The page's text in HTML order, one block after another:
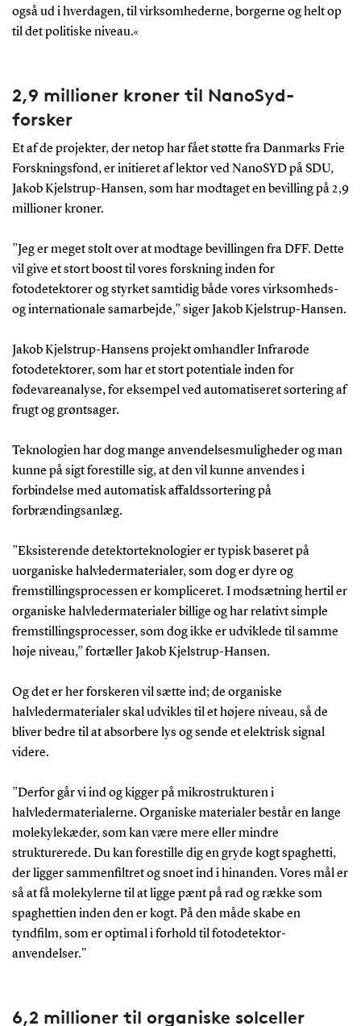
også ud i hverdagen, til virksomhederne, borgerne og helt op
til det politiske niveau.«
2,9 millioner kroner til NanoSyd-
forsker
Et af de projekter, der netop har fået støtte fra Danmarks Frie
Forskningsfond, er initieret af lektor ved NanoSYD på SDU,
Jakob Kjelstrup-Hansen, som har modtaget en bevilling på 2,9
millioner kroner.
”Jeg er meget stolt over at modtage bevillingen fra DFF. Dette
vil give et stort boost til vores forskning inden for
fotodetektorer og styrket samtidig både vores virksomheds-
og internationale samarbejde,” siger Jakob Kjelstrup-Hansen.
Jakob Kjelstrup-Hansens projekt omhandler Infrarøde
fotodetektorer, som har et stort potentiale inden for
fødevareanalyse, for eksempel ved automatiseret sortering af
frugt og grøntsager.
Teknologien har dog mange anvendelsesmuligheder og man
kunne på sigt forestille sig, at den vil kunne anvendes i
forbindelse med automatisk affaldssortering på
forbrændingsanlæg.
”Eksisterende detektorteknologier er typisk baseret på
uorganiske halvledermaterialer, som dog er dyre og
fremstillingsprocessen er kompliceret. I modsætning hertil er
organiske halvledermaterialer billige og har relativt simple
fremstillingsprocesser, som dog ikke er udviklede til samme
høje niveau,” fortæller Jakob Kjelstrup-Hansen.
Og det er her forskeren vil sætte ind; de organiske
halvledermaterialer skal udvikles til et højere niveau, så de
bliver bedre til at absorbere lys og sende et elektrisk signal
videre.
”Derfor går vi ind og kigger på mikrostrukturen i
halvledermaterialerne. Organiske materialer består en lange
molekylekæder, som kan være mere eller mindre
strukturerede. Du kan forestille dig en gryde kogt spaghetti,
der ligger sammenfiltret og snoet ind i hinanden. Vores mål er
så at få molekylerne til at ligge pænt på rad og række som
spaghettien inden den er kogt. På den måde skabe en
tyndfilm, som er optimal i forhold til fotodetektor-
anvendelser."
6,2 millioner til organiske solceller